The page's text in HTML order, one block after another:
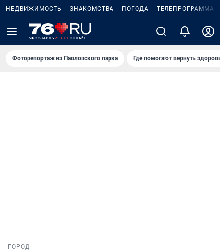
НЕДВИЖИМОСТЬ ЗНАКОМСТВА ПОГОДА ТЕЛЕПРОГРАММА
Фоторепортаж из Павловского парка Где помогают вернуть
ГОРОД